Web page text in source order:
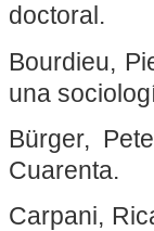
doctoral.
Bourdieu,
una
Bürger,
Cuarenta.
Carpani,